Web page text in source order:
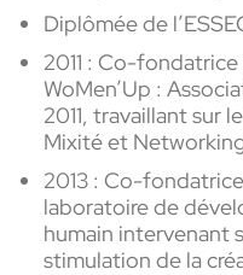
Diplômée de
2011 : Co-
WoMen’Up :
2011, travaillant sur
Mixité et
2013 : Co-
laboratoire de
humain intervenant
stimulation de la